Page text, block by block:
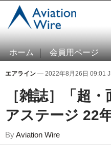
ホーム 会員用ページ
エアライン — 2022年8月26日 09:01
［雑誌］「超
アステージ 22
ByAviation Wire